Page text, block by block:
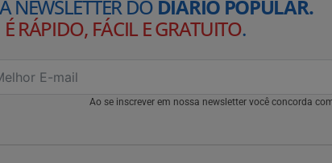
NEWSLETTER DO DIÁRIO POPULAR.
É RÁPIDO, FÁCIL E GRATUITO.
Ao se inscrever em nossa newsletter você concorda